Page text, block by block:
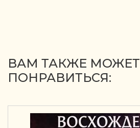
ВАМ ТАКЖЕ МОЖЕТ
ПОНРАВИТЬСЯ: